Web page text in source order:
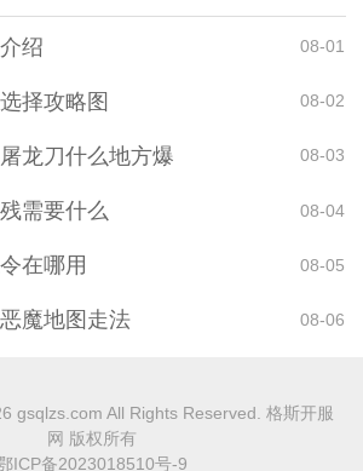
绍 08-01
择攻略图 08-02
龙刀什么地方爆 08-03
需要什么 08-04
在哪用 08-05
魔地图走法 08-06
gsqlzs.com All Rights Reserved. 格斯开服
网 版权所有
ICP备2023018510号-9